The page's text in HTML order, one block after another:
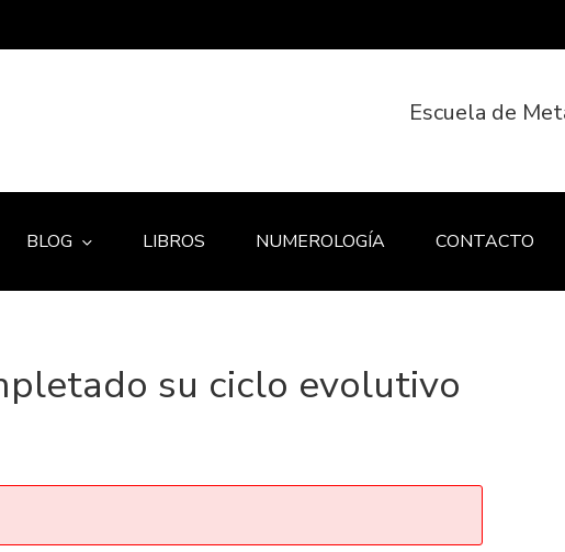
Escuela de
BLOG LIBROS NUMEROLOGÍA CONTACTO
su ciclo evolutivo